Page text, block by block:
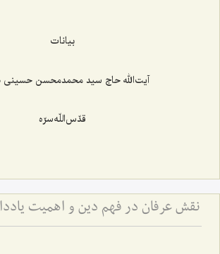
بیانات
آیت‌الله حاج سید محمدمحسن حسینی
قدّس‌اللّه‌سرّه